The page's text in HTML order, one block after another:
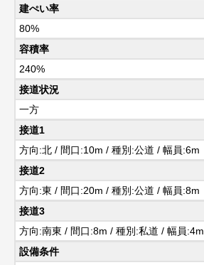
建ぺい率
80%
容積率
240%
接道状況
一方
接道1
方向:北 / 間口:10m / 種別:公道 / 幅員:6m
接道2
方向:東 / 間口:20m / 種別:公道 / 幅員:8m
接道3
方向:南東 / 間口:8m / 種別:私道 / 幅員:4m
設備条件